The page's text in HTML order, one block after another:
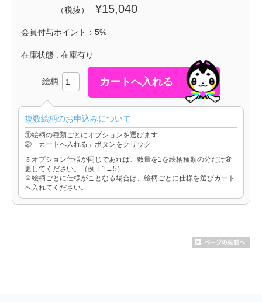
（税抜） ¥15,040
会員付与ポイント： 5%
在庫状態 : 在庫有り
絵柄
複数絵柄のお申込みについて
①絵柄の種類ごとにオプションを選びます
②「カートへ入れる」ボタンをクリック
※オプション仕様が同じであれば、数量を1を絵柄種類の分だけ変
更してください。（例：1→5）
※絵柄ごとに仕様がことなる場合は、絵柄ごとに仕様を選びカート
へ入れてください。